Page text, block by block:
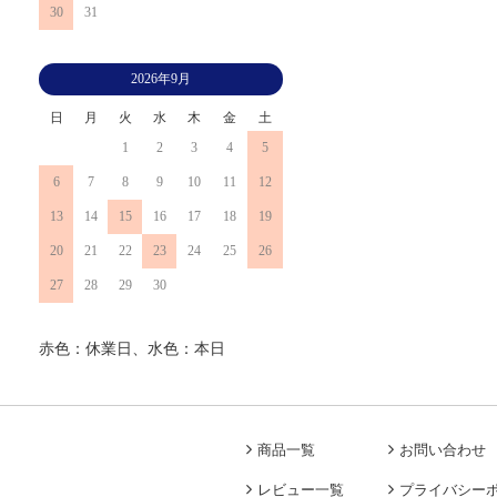
30 31
2026年9月
日 月 火 水 木 金
土
1
2 3 4 5
6 7 8 9 10 11 12
13 14 15 16 17 18 19
20 21 22 23 24 25 26
27 28 29 30
赤色：休業日、水色：本日
商品一覧
レビュー一覧
お問い合わせ
プライバシー